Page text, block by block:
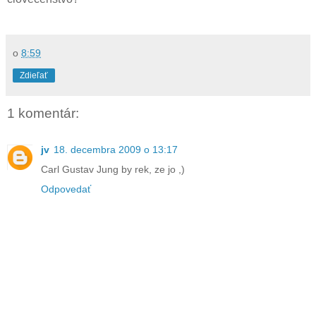
o 8:59
Zdieľať
1 komentár:
jv 18. decembra 2009 o 13:17
Carl Gustav Jung by rek, ze jo ,)
Odpovedať